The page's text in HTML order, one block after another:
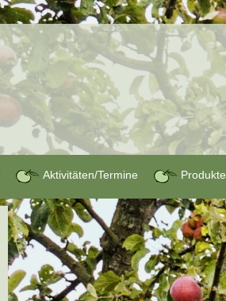
Aktivitäten/Termine Produkte